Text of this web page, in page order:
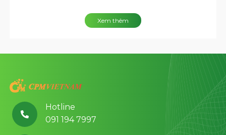
Xem thêm
Hotline
091 194 7997